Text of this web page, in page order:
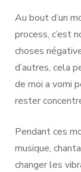
Au bout d’un
process, c’est
choses
d’autres, cela
de moi a vomi
rester
Pendant ces
musique,
changer les